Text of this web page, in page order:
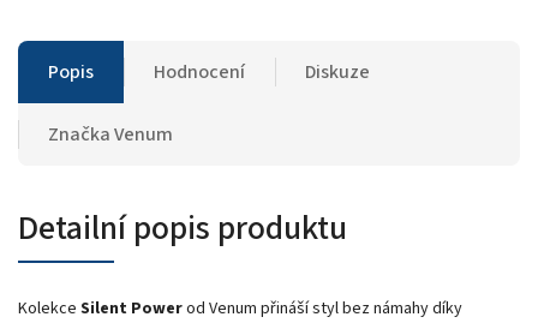
Popis Hodnocení Diskuze
ZnačkaVenum
Detailní popis produktu
Kolekce Silent Powerod Venum přináší styl bez námahy díky